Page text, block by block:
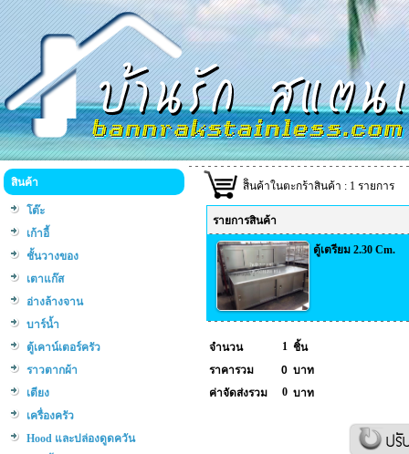
สินค้า
โต๊ะ
เก้าอี้
ชั้นวางของ
เตาแก๊ส
อ่างล้างจาน
บาร์น้ำ
ตู้เคาน์เตอร์ครัว
ราวตากผ้า
เตียง
เครื่องครัว
Hood และปล่องดูดควัน
สิินค้าในตะกร้าสินค้า : 1 รายการ
รายการสินค้า
ตู้เตรียม 2.30 Cm.
จำนวน 1 ชิ้น
ราคารวม
0 บาท
ค่าจัดส่งรวม
0 บาท